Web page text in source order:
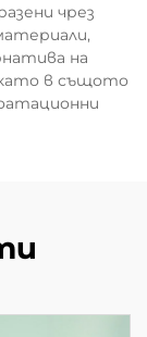
чрез
на
в същото